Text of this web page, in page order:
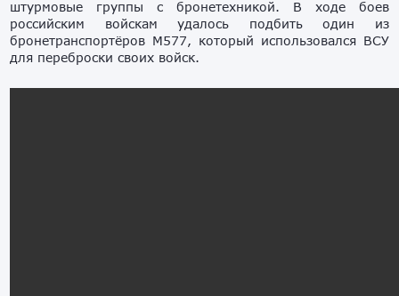
штурмовые группы с бронетехникой. В ходе боев
российским войскам удалось подбить один из
бронетранспортёров М577, который использовался ВСУ
для переброски своих войск.